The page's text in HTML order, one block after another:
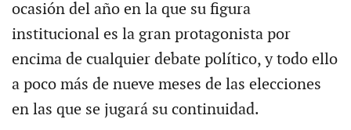
ocasión del año en la que su figura
institucional es la gran protagonista por
encima de cualquier debate político, y todo ello
a poco más de nueve meses de las elecciones
en las que se jugará su continuidad.